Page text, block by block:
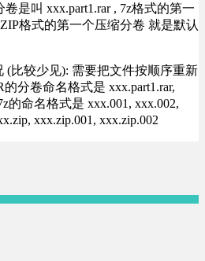
是叫 xxx.part1.rar , 7z格式的第一
格式的第一个压缩分卷 就是默认
(比较少见): 需要把文件按顺序重新
分卷命名格式是 xxx.part1.rar,
的命名格式是 xxx.001, xxx.002,
xxx.zip.001, xxx.zip.002